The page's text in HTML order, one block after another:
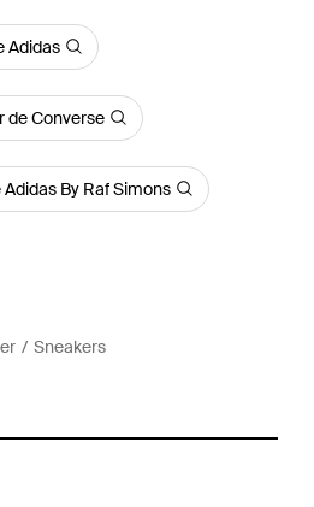
Adidas
de Converse
By Raf Simons
Sneakers